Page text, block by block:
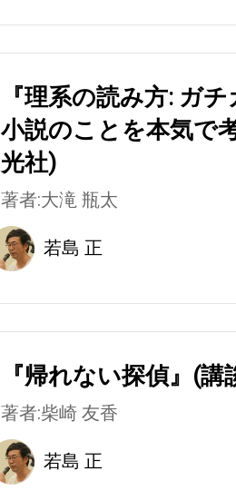
『理系の読み方: ガ
小説のことを本気で
光社)
著者:大滝 瓶太
若島 正
『帰れない探偵』(講
著者:柴崎 友香
若島 正